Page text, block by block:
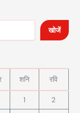
खोजें
शनि रवि
1
2